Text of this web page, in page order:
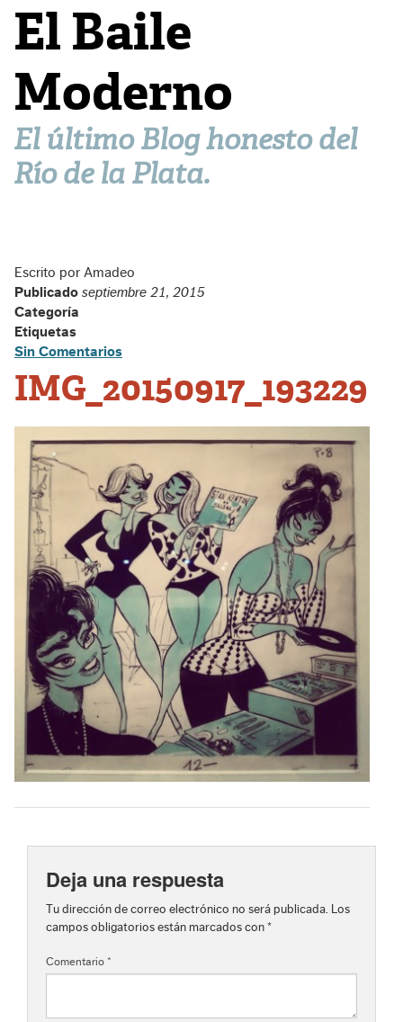
El Baile
Moderno
El último Blog honesto del
Río de la Plata.
Escrito por Amadeo
Publicado septiembre 21, 2015
Categoría
Etiquetas
Sin Comentarios
IMG_20150917_193229
Deja una respuesta
Tu dirección de correo electrónico no será publicada. Los
campos obligatorios están marcados con *
Comentario *